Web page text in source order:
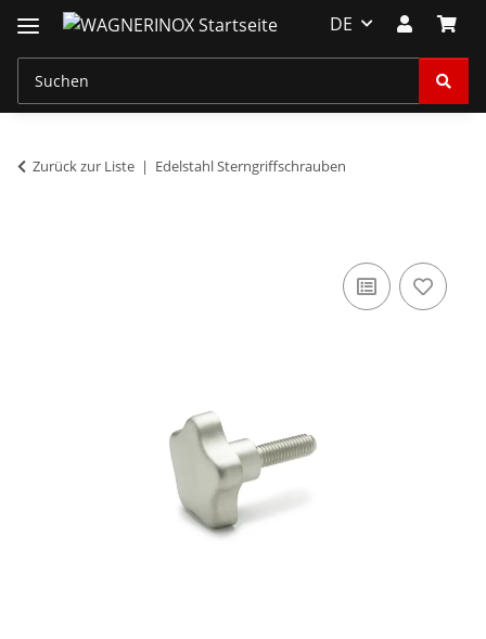
DE
Zurück zur Liste Edelstahl Sterngriffschrauben